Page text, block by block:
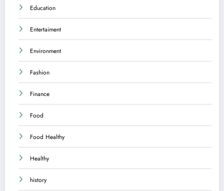
Education
Entertaiment
Environment
Fashion
Finance
Food
Food Healthy
Healthy
history